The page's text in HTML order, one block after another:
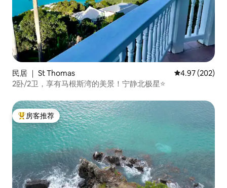
民居 ｜ St Thomas 平均评分 4.97
4.97 (202)
2卧/2卫，享有马根斯湾的美景！宁静北极星⭐️
热门「房客推荐」
房客推荐